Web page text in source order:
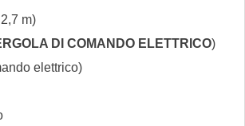
m)
DI COMANDO ELETTRICO)
elettrico)